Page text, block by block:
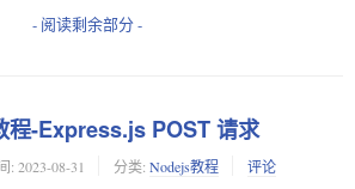
- 阅读剩余部分 -
程-Express.js POST 请求
: 2023-08-31 分类: Nodejs教程 评论